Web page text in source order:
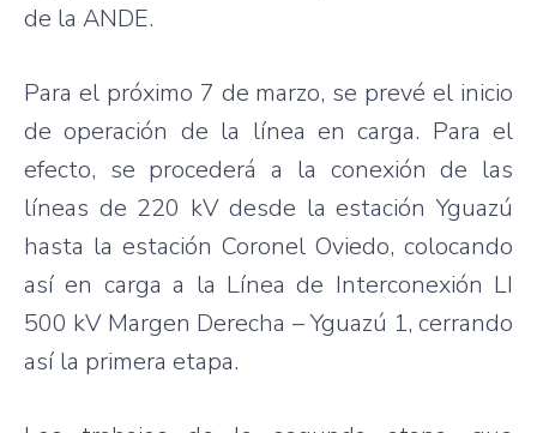
de la ANDE.
Para el próximo 7 de marzo, se prevé el inicio
de operación de la línea en carga. Para el
efecto, se procederá a la conexión de las
líneas de 220 kV desde la estación Yguazú
hasta la estación Coronel Oviedo, colocando
así en carga a la Línea de Interconexión LI
500 kV Margen Derecha – Yguazú 1, cerrando
así la primera etapa.